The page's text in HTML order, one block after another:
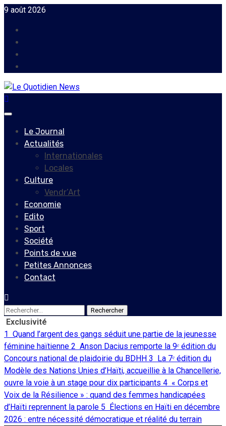
Skip
content
9 août 2026
Primary
Le Journal
Actualités
Internationales
Locales
Culture
Vendr’Art
Economie
Edito
Sport
Société
Points de vue
Petites Annonces
Contact
Rechercher :
Exclusivité
1 Quand l’argent des gangs séduit une partie de la jeunesse
féminine haïtienne 2 Anson Dacius remporte la 9ᵉ édition du
Concours national de plaidoirie du BDHH 3 La 7ᵉ édition du
Modèle des Nations Unies d’Haïti, accueillie à la Chancellerie,
ouvre la voie à un stage pour dix participants 4 « Corps et
Voix de la Résilience » : quand des femmes handicapées
d’Haïti reprennent la parole 5 Élections en Haïti en décembre
2026 : entre nécessité démocratique et réalité du terrain